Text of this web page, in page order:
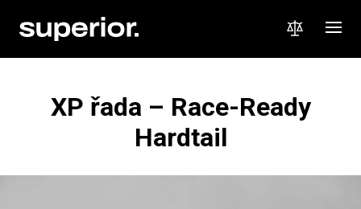
XP řada – Race-Ready
Hardtail